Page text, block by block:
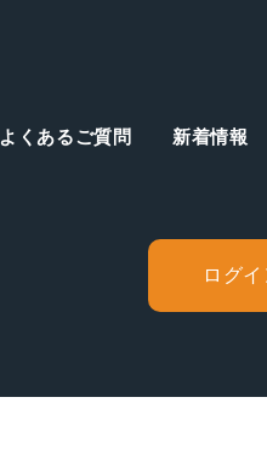
よくあるご質問 新着情報
ログ